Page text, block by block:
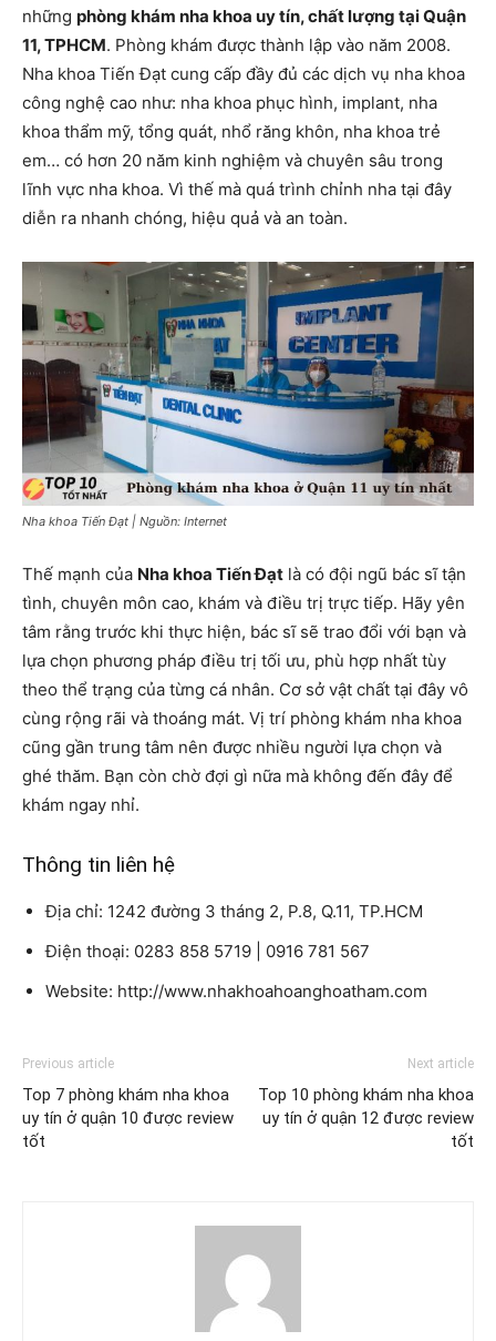
những phòng khám nha khoa uy tín, chất lượng tại Quận
11, TPHCM. Phòng khám được thành lập vào năm 2008.
Nha khoa Tiến Đạt cung cấp đầy đủ các dịch vụ nha khoa
công nghệ cao như: nha khoa phục hình, implant, nha
khoa thẩm mỹ, tổng quát, nhổ răng khôn, nha khoa trẻ
em… có hơn 20 năm kinh nghiệm và chuyên sâu trong
lĩnh vực nha khoa. Vì thế mà quá trình chỉnh nha tại đây
diễn ra nhanh chóng, hiệu quả và an toàn.
Nha khoa Tiến Đạt | Nguồn: Internet
Thế mạnh của Nha khoa Tiến Đạt là có đội ngũ bác sĩ tận
tình, chuyên môn cao, khám và điều trị trực tiếp. Hãy yên
tâm rằng trước khi thực hiện, bác sĩ sẽ trao đổi với bạn và
lựa chọn phương pháp điều trị tối ưu, phù hợp nhất tùy
theo thể trạng của từng cá nhân. Cơ sở vật chất tại đây vô
cùng rộng rãi và thoáng mát. Vị trí phòng khám nha khoa
cũng gần trung tâm nên được nhiều người lựa chọn và
ghé thăm. Bạn còn chờ đợi gì nữa mà không đến đây để
khám ngay nhỉ.
Thông tin liên hệ
Địa chỉ: 1242 đường 3 tháng 2, P.8, Q.11, TP.HCM
Điện thoại: 0283 858 5719 | 0916 781 567
Website: http://www.nhakhoahoanghoatham.com
Previous article
Top 7 phòng khám nha khoa
uy tín ở quận 10 được review
tốt
Next article
Top 10 phòng khám nha khoa
uy tín ở quận 12 được review
tốt